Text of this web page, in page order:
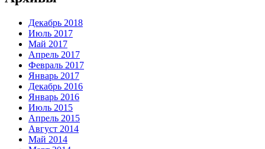
Декабрь 2018
Июль 2017
Май 2017
Апрель 2017
Февраль 2017
Январь 2017
Декабрь 2016
Январь 2016
Июль 2015
Апрель 2015
Август 2014
Май 2014